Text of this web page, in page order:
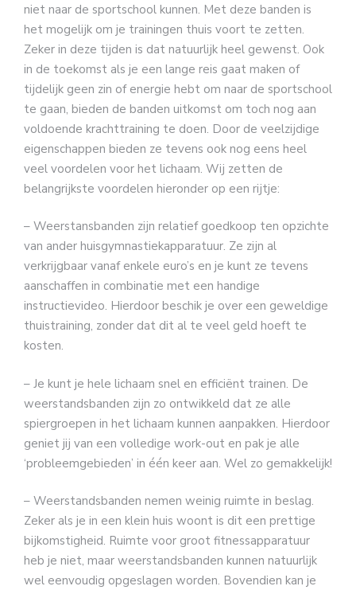
niet naar de sportschool kunnen. Met deze banden is
het mogelijk om je trainingen thuis voort te zetten.
Zeker in deze tijden is dat natuurlijk heel gewenst. Ook
in de toekomst als je een lange reis gaat maken of
tijdelijk geen zin of energie hebt om naar de sportschool
te gaan, bieden de banden uitkomst om toch nog aan
voldoende krachttraining te doen. Door de veelzijdige
eigenschappen bieden ze tevens ook nog eens heel
veel voordelen voor het lichaam. Wij zetten de
belangrijkste voordelen hieronder op een rijtje:
– Weerstansbanden zijn relatief goedkoop ten opzichte
van ander huisgymnastiekapparatuur. Ze zijn al
verkrijgbaar vanaf enkele euro’s en je kunt ze tevens
aanschaffen in combinatie met een handige
instructievideo. Hierdoor beschik je over een geweldige
thuistraining, zonder dat dit al te veel geld hoeft te
kosten.
– Je kunt je hele lichaam snel en efficiënt trainen. De
weerstandsbanden zijn zo ontwikkeld dat ze alle
spiergroepen in het lichaam kunnen aanpakken. Hierdoor
geniet jij van een volledige work-out en pak je alle
‘probleemgebieden’ in één keer aan. Wel zo gemakkelijk!
– Weerstandsbanden nemen weinig ruimte in beslag.
Zeker als je in een klein huis woont is dit een prettige
bijkomstigheid. Ruimte voor groot fitnessapparatuur
heb je niet, maar weerstandsbanden kunnen natuurlijk
wel eenvoudig opgeslagen worden. Bovendien kan je